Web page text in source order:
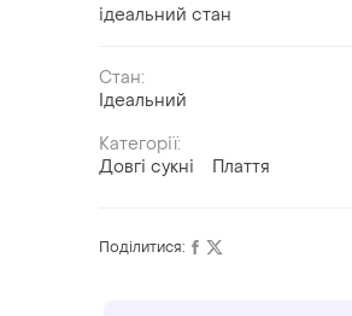
ідеальний стан
Стан:
Ідеальний
Категорії:
Довгі сукні
Плаття
Поділитися: